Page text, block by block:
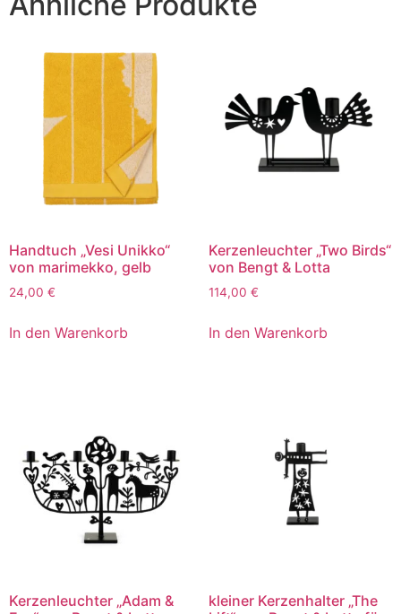
Handtuch „Vesi Unikko“
von marimekko, gelb
24,00 €
In den Warenkorb
Kerzenleuchter „Two Birds“
von Bengt & Lotta
114,00 €
In den Warenkorb
Kerzenleuchter „Adam &
kleiner Kerzenhalter „The